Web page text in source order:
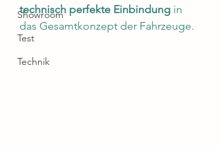
Showroom
Test
Technik
technisch perfekte Einbindung in
das Gesamtkonzept der Fahrzeuge.